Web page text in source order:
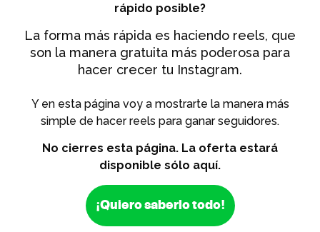
rápido posible?
La forma más rápida es haciendo reels, que
son la manera gratuita más poderosa para
hacer crecer tu Instagram.
Y en esta página voy a mostrarte la manera más
simple de hacer reels para ganar seguidores.
No cierres esta página. La oferta estará
disponible sólo aquí.
¡Quiero saberlo todo!